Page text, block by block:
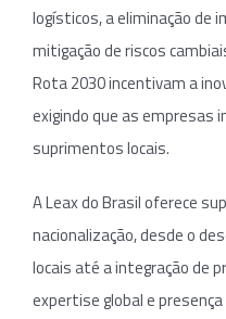
logísticos, a eliminação de
mitigação de riscos
Rota 2030 incentivam a
exigindo que as empresas
suprimentos locais.
A Leax do Brasil oferece
nacionalização, desde o
locais até a integração de
expertise global e